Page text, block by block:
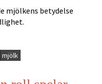
mjölkens betydelse
mjölk